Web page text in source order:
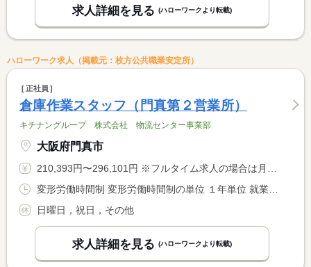
求人詳細を見る (ハローワークより転載)
ハローワーク求人（掲載元：枚方公共職業安定所）
正社員
倉庫作業スタッフ（門真第２営業所）
キチナングループ 株式会社 物流センター事業部
大阪府門真市
210,393円〜296,101円 ※フルタイム求人の場合は月額（換算額）、パート求人の場合は時間額を表示しています。
変形労働時間制 変形労働時間制の単位 １年単位 就業時間１ 8時45分〜17時45分
日曜日，祝日，その他
求人詳細を見る (ハローワークより転載)